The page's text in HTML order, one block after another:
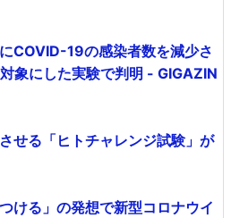
COVID-19の感染者数を減少さ
象にした実験で判明 - GIGAZIN
せる「ヒトチャレンジ試験」が
ける」の発想で新型コロナウイ